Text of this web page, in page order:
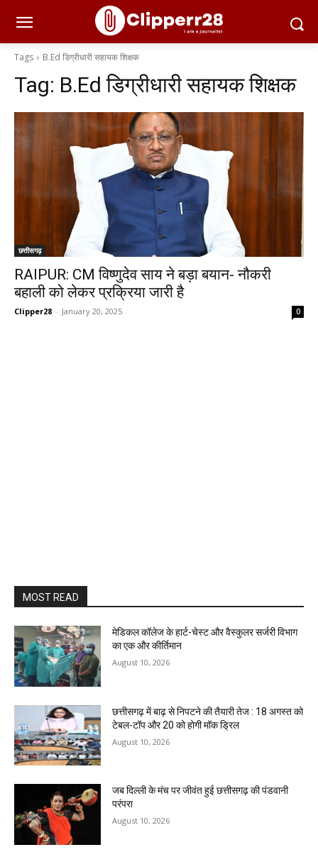
Tags B.Ed डिग्रीधारी सहायक शिक्षक
Tag: B.Ed डिग्रीधारी सहायक शिक्षक
छत्तीसगढ़
RAIPUR: CM विष्णुदेव साय ने बड़ा बयान- नौकरी
बहाली को लेकर प्रक्रिया जारी है
Clipper28 - January 20, 2025 0
MOST READ
​मेडिकल कॉलेज के हार्ट-चेस्ट और वैस्कुलर सर्जरी विभाग
का एक और कीर्तिमान
August 10, 2026
छत्तीसगढ़ में बाढ़ से निपटने की तैयारी तेज : 18 अगस्त को
टेबल-टॉप और 20 को होगी मॉक ड्रिल
August 10, 2026
जब दिल्ली के मंच पर जीवंत हुई छत्तीसगढ़ की पंडवानी
परंपरा
August 10, 2026